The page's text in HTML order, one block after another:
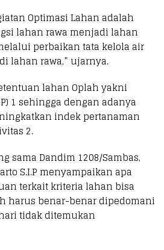
Optimasi Lahan adalah
lahan rawa menjadi lahan
perbaikan tata kelola air
lahan rawa,” ujarnya.
lahan Oplah yakni
1 sehingga dengan adanya
indek pertanaman
2.
sama Dandim 1208/Sambas,
S.I.P menyampaikan apa
terkait kriteria lahan bisa
harus benar-benar dipedomani
tidak ditemukan